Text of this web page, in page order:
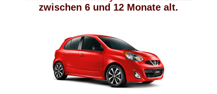
zwischen 6 und 12 Monate alt.